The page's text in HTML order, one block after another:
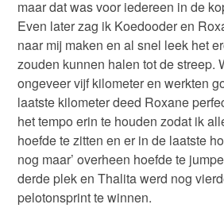
maar dat was voor iedereen in de
Even later zag ik Koedooder en
naar mij maken en al snel leek het
zouden kunnen halen tot de streep.
ongeveer vijf kilometer en werkten
laatste kilometer deed Roxane
het tempo erin te houden zodat ik
hoefde te zitten en er in de laatste
nog maar’ overheen hoefde te
derde plek en Thalita werd nog
pelotonsprint te winnen.